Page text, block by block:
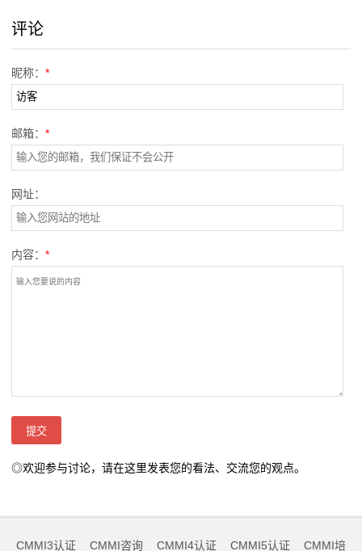
评论
昵称： *
邮箱： *
网址：
内容： *
◎欢迎参与讨论，请在这里发表您的看法、交流您的观点。
CMMI3认证 CMMI咨询 CMMI4认证 CMMI5认证 CMMI培